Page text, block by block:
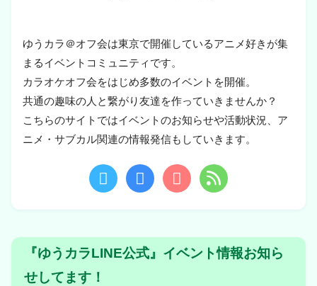
ゆうカラ＠オフ会は東京で開催しているアニメ好きが集
まるイベントコミュニティです。
カラオケオフ会をはじめ多数のイベントを開催。
共通の趣味の人と繋がり友達を作っていきませんか？
こちらのサイトではイベントのお知らせや活動状況、ア
ニメ・サブカル関連の情報発信もしていきます。
『ゆうカラLINE公式』イベント情報お知ら
せしてます！